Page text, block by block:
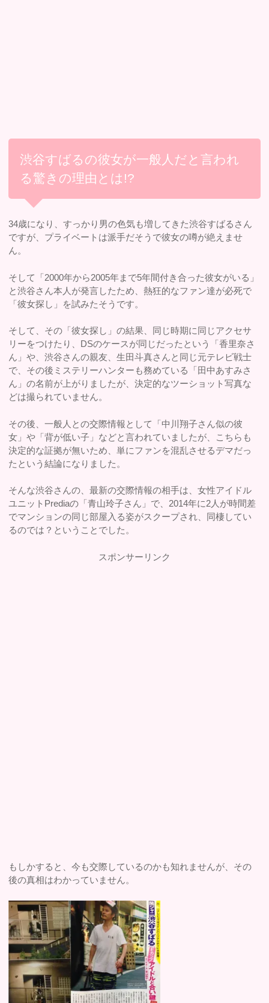
渋谷すばるの彼女が一般人だと言われ
る驚きの理由とは!?
34歳になり、すっかり男の色気も増してきた渋谷すばるさん
ですが、プライベートは派手だそうで彼女の噂が絶えませ
ん。
そして「2000年から2005年まで5年間付き合った彼女がいる」
と渋谷さん本人が発言したため、熱狂的なファン達が必死で
「彼女探し」を試みたそうです。
そして、その「彼女探し」の結果、同じ時期に同じアクセサ
リーをつけたり、DSのケースが同じだったという「香里奈さ
ん」や、渋谷さんの親友、生田斗真さんと同じ元テレビ戦士
で、その後ミステリーハンターも務めている「田中あすみさ
ん」の名前が上がりましたが、決定的なツーショット写真な
どは撮られていません。
その後、一般人との交際情報として「中川翔子さん似の彼
女」や「背が低い子」などと言われていましたが、こちらも
決定的な証拠が無いため、単にファンを混乱させるデマだっ
たという結論になりました。
そんな渋谷さんの、最新の交際情報の相手は、女性アイドル
ユニットPrediaの「青山玲子さん」で、2014年に2人が時間差
でマンションの同じ部屋入る姿がスクープされ、同棲してい
るのでは？ということでした。
スポンサーリンク
もしかすると、今も交際しているのかも知れませんが、その
後の真相はわかっていません。